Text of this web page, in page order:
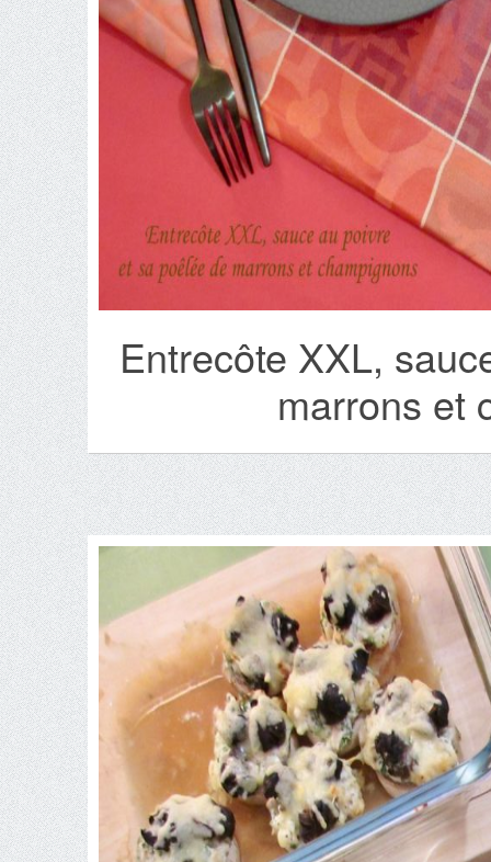
Entrecôte XXL,
marrons et